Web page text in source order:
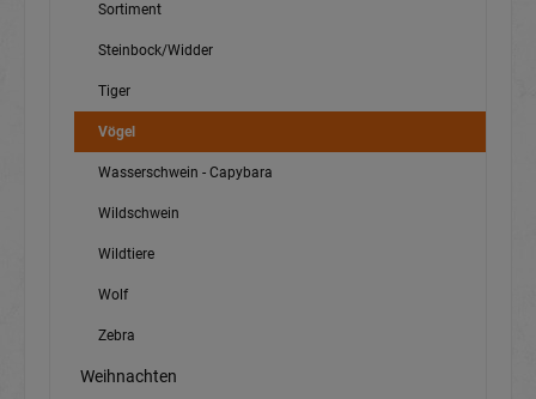
Sortiment
Steinbock/Widder
Tiger
Vögel
Wasserschwein - Capybara
Wildschwein
Wildtiere
Wolf
Zebra
Weihnachten